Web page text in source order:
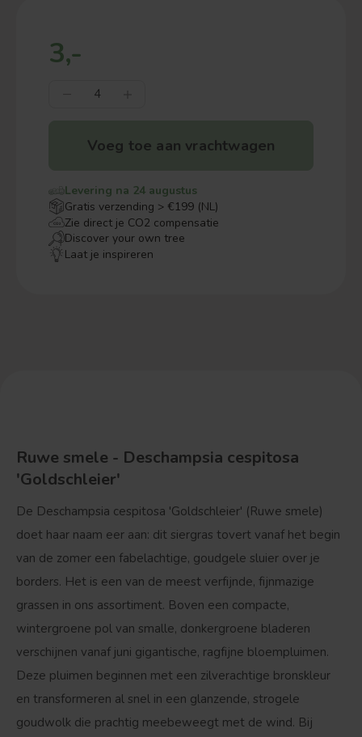
3,-
Voeg toe aan vrachtwagen
Levering na 24 augustus
Gratis verzending > €199 (NL)
Zie direct je CO2 compensatie
Discover your own tree
Laat je inspireren
Ruwe smele - Deschampsia cespitosa
'Goldschleier'
De Deschampsia cespitosa 'Goldschleier' (Ruwe smele)
doet haar naam eer aan: dit siergras tovert vanaf het begin
van de zomer een fabelachtige, goudgele sluier over je
borders. Het is een van de meest verfijnde, fijnmazige
grassen in ons assortiment. Boven een compacte,
wintergroene pol van smalle, donkergroene bladeren
verschijnen vanaf juni gigantische, ragfijne bloempluimen.
Deze pluimen beginnen met een zilverachtige bronskleur
en transformeren al snel in een glanzende, strogele
goudwolk die prachtig meebeweegt met de wind. Bij